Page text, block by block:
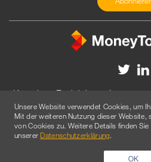
Kontakt Redaktion Impressum
Disclaimer
© 2026 Created by
Unsere Website verwendet Cookies, um
Mit der weiteren Nutzung dieser Website,
von Cookies zu. Weitere Details finden Sie
unsererDatenschutzerklärung.
OK